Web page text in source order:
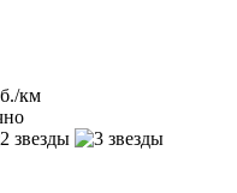
км